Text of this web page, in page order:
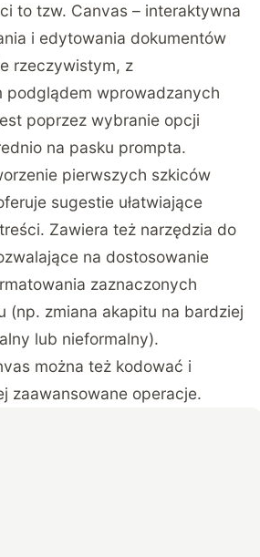
to tzw. Canvas – interaktywna
i edytowania dokumentów
rzeczywistym, z
podglądem wprowadzanych
poprzez wybranie opcji
na pasku prompta.
pierwszych szkiców
sugestie ułatwiające
Zawiera też narzędzia do
na dostosowanie
zaznaczonych
(np. zmiana akapitu na bardziej
lub nieformalny).
można też kodować i
zaawansowane operacje.